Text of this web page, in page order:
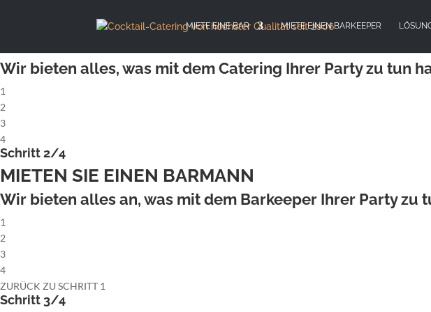
Wir bieten alles, was mit dem Catering Ihrer Party zu tun
1
2
3
4
Schritt 2/4
MIETEN SIE EINEN BARMANN
Wir bieten alles an, was mit dem Barkeeper Ihrer Party zu
1
2
3
4
ZURÜCK ZU SCHRITT 1
Schritt 3/4
MIETE EINE BAR MIETE EINEN BARKEEPER